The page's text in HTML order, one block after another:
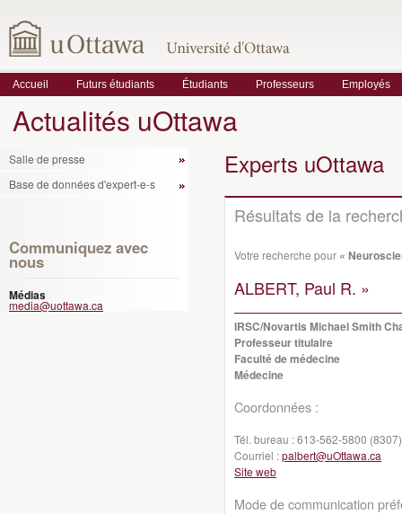
Accueil Futurs étudiants Étudiants Professeurs Employés
Actualités uOttawa
Salle de presse
Base de données d'expert-e-s
Communiquez avec
nous
Médias
media@uottawa.ca
Experts uOttawa
Résultats de la
Votre recherche pour «
ALBERT, Paul R. »
IRSC/Novartis Michael Smith
Professeur titulaire
Faculté de médecine
Médecine
Coordonnées :
Tél. bureau :613-562-5800 (8307)
Courriel :palbert@uOttawa.ca
Site web
Mode de communication